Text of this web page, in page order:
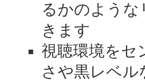
るかのよう
きます
視聴環境をセ
さや黒レベ